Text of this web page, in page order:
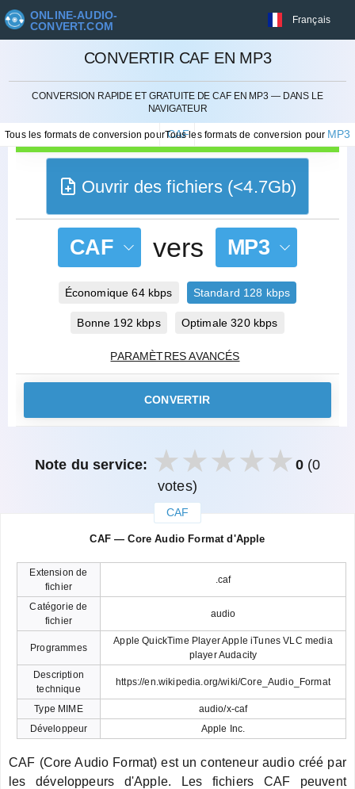
ONLINE-AUDIO-
CONVERT.COM
Français
CONVERTIR CAF EN MP3
CONVERSION RAPIDE ET GRATUITE DE CAF EN MP3 — DANS LE
NAVIGATEUR
Tous les formats de conversion pourCAF
Tous les formats de conversion pour MP3
Ouvrir des fichiers (<4.7Gb)
CAF vers MP3
Économique 64 kbps Standard 128 kbps
Bonne 192 kbps Optimale 320 kbps
PARAMÈTRES AVANCÉS
CONVERTIR
Note du service: 0(0
votes)
CAF
CAF — Core Audio Format d'Apple
Extension de
fichier
.caf
Catégorie de
fichier
audio
Programmes
Apple QuickTime Player Apple iTunes VLC media
player Audacity
Description
technique
https://en.wikipedia.org/wiki/Core_Audio_Format
Type MIME
audio/x-caf
Développeur
Apple Inc.
CAF (Core Audio Format) est un conteneur audio créé par
les développeurs d'Apple. Les fichiers CAF peuvent